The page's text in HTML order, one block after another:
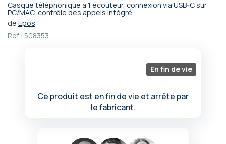
Casque téléphonique à 1 écouteur, connexion via USB-C sur
PC/MAC, contrôle des appels intégré
de Epos
Ref : 508353
En fin de vie
Ce produit est en fin de vie et arrêté par
le fabricant.
Passer
au
début
de